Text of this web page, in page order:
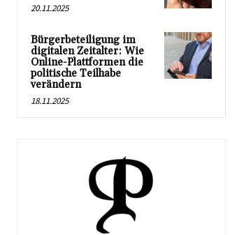
20.11.2025
Bürgerbeteiligung im
digitalen Zeitalter: Wie
Online-Plattformen die
politische Teilhabe
verändern
18.11.2025